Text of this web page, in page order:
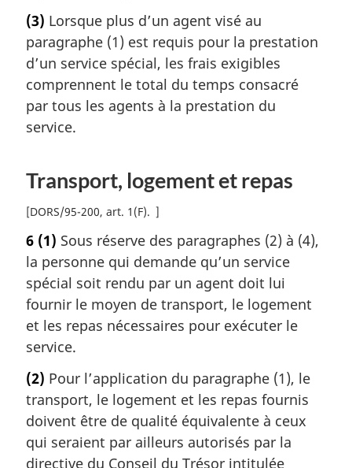
(3) Lorsque plus d’un agent visé au
paragraphe (1) est requis pour la prestation
d’un service spécial, les frais exigibles
comprennent le total du temps consacré
par tous les agents à la prestation du
service.
Transport, logement et repas
[DORS/95-200, art. 1(F) ]
6 (1) Sous réserve des paragraphes (2) à (4),
la personne qui demande qu’un service
spécial soit rendu par un agent doit lui
fournir le moyen de transport, le logement
et les repas nécessaires pour exécuter le
service.
(2) Pour l’application du paragraphe (1), le
transport, le logement et les repas fournis
doivent être de qualité équivalente à ceux
qui seraient par ailleurs autorisés par la
directive du Conseil du Trésor intitulée